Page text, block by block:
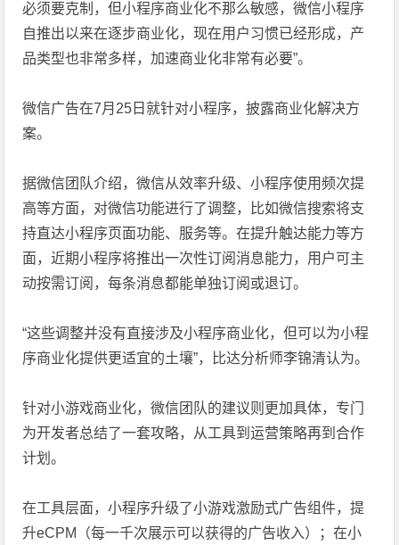
必须要克制，但小程序商业化不那么敏感，微信小程序
自推出以来在逐步商业化，现在用户习惯已经形成，产
品类型也非常多样，加速商业化非常有必要”。
微信广告在7月25日就针对小程序，披露商业化解决方
案。
据微信团队介绍，微信从效率升级、小程序使用频次提
高等方面，对微信功能进行了调整，比如微信搜索将支
持直达小程序页面功能、服务等。在提升触达能力等方
面，近期小程序将推出一次性订阅消息能力，用户可主
动按需订阅，每条消息都能单独订阅或退订。
“这些调整并没有直接涉及小程序商业化，但可以为小程
序商业化提供更适宜的土壤”，比达分析师李锦清认为。
针对小游戏商业化，微信团队的建议则更加具体，专门
为开发者总结了一套攻略，从工具到运营策略再到合作
计划。
在工具层面，小程序升级了小游戏激励式广告组件，提
升eCPM（每一千次展示可以获得的广告收入）；在小